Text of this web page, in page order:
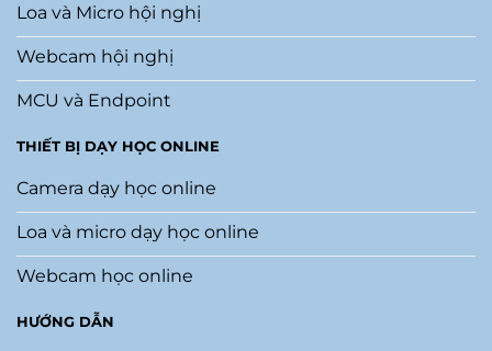
Loa và Micro hội nghị
Webcam hội nghị
MCU và Endpoint
THIẾT BỊ DẠY HỌC ONLINE
Camera dạy học online
Loa và micro dạy học online
Webcam học online
HƯỚNG DẪN